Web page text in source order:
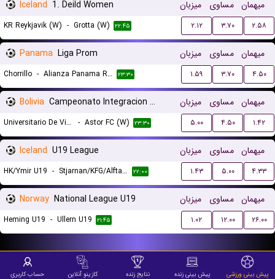
Iceland 1. Deild Women میزبان مساوی میهمان
KR Reykjavik (W) - Grotta (W) ۲۲:۴۵ ۲.۱۲ ۳.۷۰ ۲.۵۸
Panama Liga Prom میزبان مساوی میهمان
Chorrillo - Alianza Panama Reserves ۲۳:۳۰ ۱.۵۹ ۳.۷۰ ۴.۵۰
Bolivia Campeonato Integracion Women میزبان مساوی میهمان
Universitario De Vinto (W) - Astor FC (W) ۲۳:۳۰ ۵.۰۰ ۴.۵۰ ۱.۴۲
Iceland U19 League میزبان مساوی میهمان
HK/Ymir U19 - Stjarnan/KFG/Alftanes U19 ۲۲:۰۰ ۱.۴۳ ۵.۰۰ ۴.۳۳
Norway National League U19 میزبان مساوی میهمان
Heming U19 - Ullern U19 ۲۱:۴۵ ۱.۰۲ ۱۲.۰۰ ۲۶.۰۰
پیش بینی ورزشی پیش بینی زنده نتایج زنده کازینو آنلاین حساب کاربری